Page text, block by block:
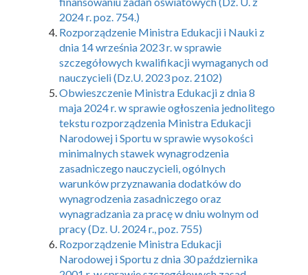
2024 r. poz. 754.)
Rozporządzenie Ministra Edukacji i Nauki z
dnia 14 września 2023 r. w sprawie
szczegółowych kwalifikacji wymaganych od
nauczycieli (Dz.U. 2023 poz. 2102)
Obwieszczenie Ministra Edukacji z dnia 8
maja 2024 r. w sprawie ogłoszenia jednolitego
tekstu rozporządzenia Ministra Edukacji
Narodowej i Sportu w sprawie wysokości
minimalnych stawek wynagrodzenia
zasadniczego nauczycieli, ogólnych
warunków przyznawania dodatków do
wynagrodzenia zasadniczego oraz
wynagradzania za pracę w dniu wolnym od
pracy (Dz. U. 2024 r., poz. 755)
Rozporządzenie Ministra Edukacji
Narodowej i Sportu z dnia 30 października